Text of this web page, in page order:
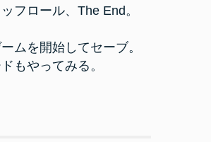
フロール、The End。
ムを開始してセーブ。
もやってみる。